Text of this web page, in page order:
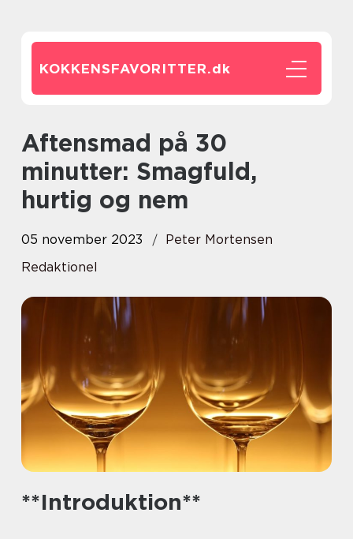
KOKKENSFAVORITTER.dk
Aftensmad på 30
minutter: Smagfuld,
hurtig og nem
05 november 2023
Peter Mortensen
Redaktionel
**Introduktion**